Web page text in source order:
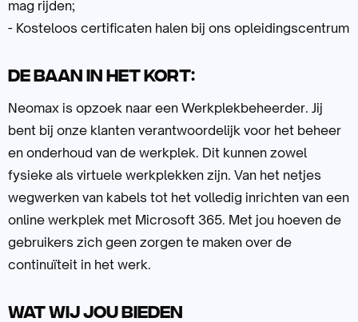
mag rijden;
- Kosteloos certificaten halen bij ons opleidingscentrum
De baan in het kort:
Neomax is opzoek naar een Werkplekbeheerder. Jij
bent bij onze klanten verantwoordelijk voor het beheer
en onderhoud van de werkplek. Dit kunnen zowel
fysieke als virtuele werkplekken zijn. Van het netjes
wegwerken van kabels tot het volledig inrichten van een
online werkplek met Microsoft 365. Met jou hoeven de
gebruikers zich geen zorgen te maken over de
continuïteit in het werk.
Wat wij jou bieden